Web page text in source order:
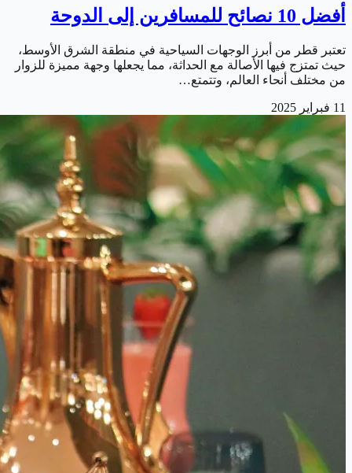
أفضل 10 نصائح للمسافرين إلى الدوحة
تعتبر قطر من أبرز الوجهات السياحية في منطقة الشرق الأوسط،
حيث تمتزج فيها الأصالة مع الحداثة، مما يجعلها وجهة مميزة للزوار
من مختلف أنحاء العالم، وتتمتع…
11 فبراير 2025